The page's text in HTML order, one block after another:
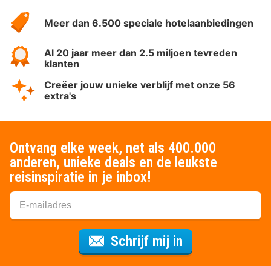
HotelSpecials
Meer dan 6.500 speciale hotelaanbiedingen
Al 20 jaar meer dan 2.5 miljoen tevreden
klanten
Creëer jouw unieke verblijf met onze 56
extra's
Ontvang elke week, net als 400.000
anderen, unieke deals en de leukste
reisinspiratie in je inbox!
Schrijf mij in